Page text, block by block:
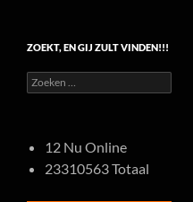
ZOEKT, EN GIJ ZULT VINDEN!!!
Zoeken
naar:
12 Nu Online
23310563 Totaal